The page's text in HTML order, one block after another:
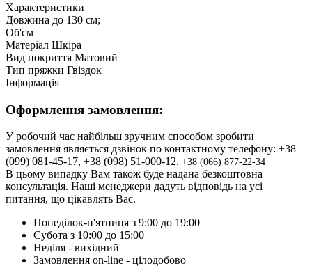
Характеристики
Довжина до 130 см;
Об'єм
Матеріал Шкіра
Вид покриття Матовий
Тип пряжки Гвіздок
Інформація
Оформлення замовлення:
У робочий час найбільш зручним способом зробити
замовлення являється дзвінок по контактному телефону: +38
(099) 081-45-17, +38 (098) 51-000-12, +38 (066) 877-22-34
В цьому випадку Вам також буде надана безкоштовна
консультація. Наші менеджери дадуть відповідь на усі
питання, що цікавлять Вас.
Понеділок-п'ятниця з 9:00 до 19:00
Субота з 10:00 до 15:00
Неділя - вихідний
Замовлення on-line - цілодобово